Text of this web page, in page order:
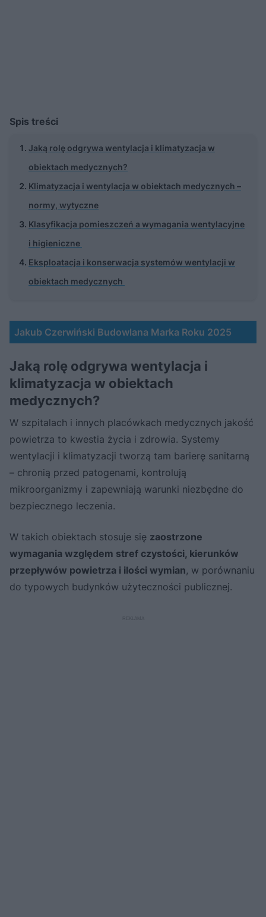
Spis treści
Jaką rolę odgrywa wentylacja i klimatyzacja w
obiektach medycznych?
Klimatyzacja i wentylacja w obiektach medycznych –
normy, wytyczne
Klasyfikacja pomieszczeń a wymagania wentylacyjne
i higieniczne
Eksploatacja i konserwacja systemów wentylacji w
obiektach medycznych
Jakub Czerwiński Budowlana Marka Roku 2025
Jaką rolę odgrywa wentylacja i
klimatyzacja w obiektach
medycznych?
W szpitalach i innych placówkach medycznych jakość
powietrza to kwestia życia i zdrowia. Systemy
wentylacji i klimatyzacji tworzą tam barierę sanitarną
– chronią przed patogenami, kontrolują
mikroorganizmy i zapewniają warunki niezbędne do
bezpiecznego leczenia.
W takich obiektach stosuje się zaostrzone
wymagania względem stref czystości, kierunków
przepływów powietrza i ilości wymian, w porównaniu
do typowych budynków użyteczności publicznej.